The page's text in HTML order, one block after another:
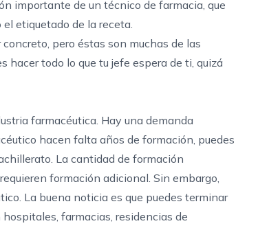
importante de un técnico de farmacia, que
etiquetado de la receta.
pero éstas son muchas de las
hacer todo lo que tu jefe espera de ti, quizá
farmacéutica. Hay una demanda
hacen falta años de formación, puedes
La cantidad de formación
formación adicional. Sin embargo,
La buena noticia es que puedes terminar
farmacias, residencias de